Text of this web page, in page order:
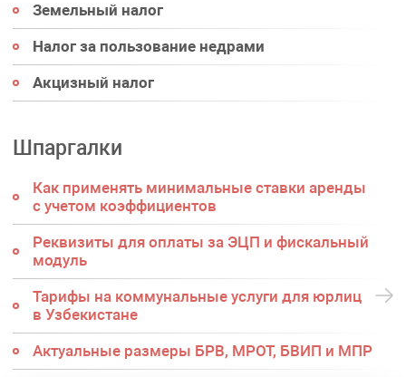
Земельный налог
Налог за пользование недрами
Акцизный налог
Шпаргалки
Как применять минимальные ставки аренды
с учетом коэффициентов
Реквизиты для оплаты за ЭЦП и фискальный
модуль
Тарифы на коммунальные услуги для юрлиц
в Узбекистане
Актуальные размеры БРВ, МРОТ, БВИП и МПР